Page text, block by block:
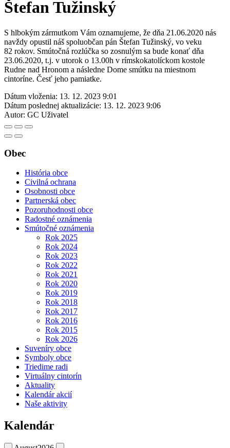
Štefan Tužinský
S hlbokým zármutkom Vám oznamujeme, že dňa 21.06.2020 nás
navždy opustil náš spoluobčan pán Štefan Tužinský, vo veku
82 rokov. Smútočná rozlúčka so zosnulým sa bude konať dňa
23.06.2020, t.j. v utorok o 13.00h v rímskokatolíckom kostole
Rudne nad Hronom a následne Dome smútku na miestnom
cintoríne. Česť jeho pamiatke.
Dátum vloženia: 13. 12. 2023 9:01
Dátum poslednej aktualizácie: 13. 12. 2023 9:06
Autor: GC Uživatel
Obec
História obce
Civilná ochrana
Osobnosti obce
Partnerská obec
Pozoruhodnosti obce
Radostné oznámenia
Smútočné oznámenia
Rok 2025
Rok 2024
Rok 2023
Rok 2022
Rok 2021
Rok 2020
Rok 2019
Rok 2018
Rok 2017
Rok 2016
Rok 2015
Rok 2026
Suveníry obce
Symboly obce
Triedime radi
Virtuálny cintorín
Aktuality
Kalendár akcií
Naše aktivity
Kalendár